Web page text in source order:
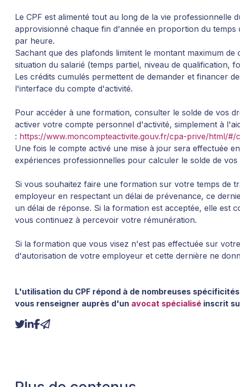
Le CPF est alimenté tout au long de la vie professionnelle
approvisionné chaque fin d'année en proportion du
par heure.
Sachant que des plafonds limitent le montant maximum
situation du salarié (temps partiel, niveau de qualification,
Les crédits cumulés permettent de demander et financer
l'interface du compte d'activité.
Pour accéder à une formation, consulter le solde de vos
activer votre compte personnel d'activité, simplement à
: https://www.moncompteactivite.gouv.fr/cpa-prive/html/#/
Une fois le compte activé une mise à jour sera effectuée
expériences professionnelles pour calculer le solde de vos
Si vous souhaitez faire une formation sur votre temps de
employeur en respectant un délai de prévenance, ce
un délai de réponse. Si la formation est acceptée, elle est
vous continuez à percevoir votre rémunération.
Si la formation que vous visez n'est pas effectuée sur
d'autorisation de votre employeur et cette dernière ne
L'utilisation du CPF répond à de nombreuses
vous renseigner auprès d'un avocat spécialisé inscrit